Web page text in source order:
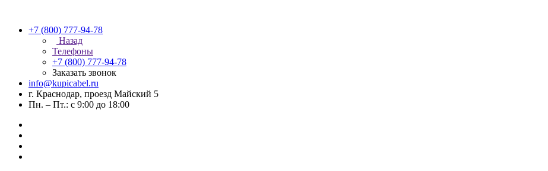
+7 (800) 777-94-78
Назад
Телефоны
+7 (800) 777-94-78
Заказать звонок
info@kupicabel.ru
г. Краснодар, проезд Майский 5
Пн. – Пт.: с 9:00 до 18:00